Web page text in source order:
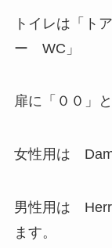
トイレは「ト
ー WC」
扉に「００」
女性用は
男性用は
ます。